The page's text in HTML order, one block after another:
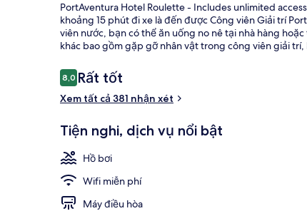
to
Ferrari
PortAventura Hotel Roulette - Includes unlimited
khoảng 15 phút đi xe là đến được Công viên Giải trí
viên nước, bạn có thể ăn uống no nê tại nhà hàng
khác bao gồm gặp gỡ nhân vật trong công viên giải
Nhận
xét
8,08,0 trên 10,
Rất tốt
Xem tất cả 381 nhận xét
Tiện nghi, dịch vụ nổi bật
Hồ bơi
Wifi miễn phí
Máy điều hòa